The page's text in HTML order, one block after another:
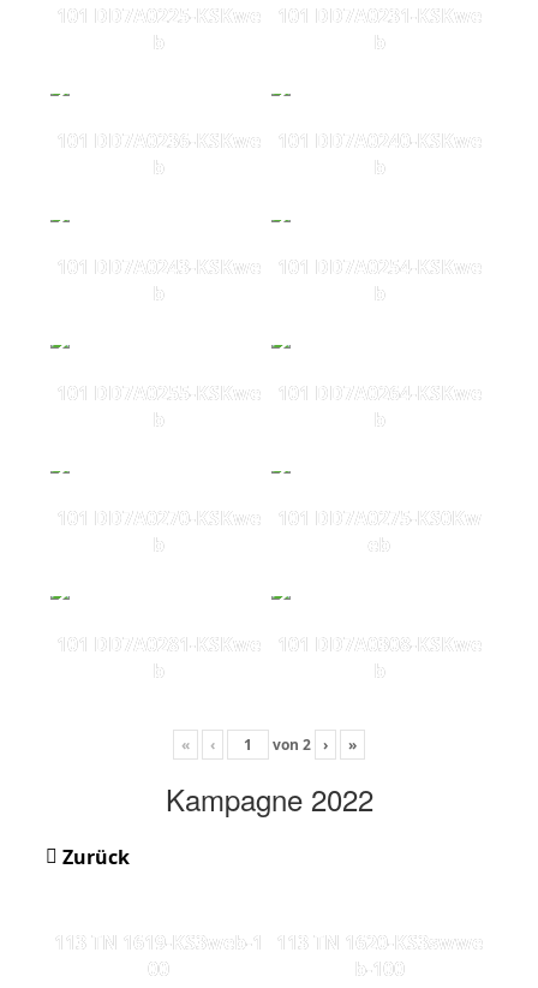
101 DD7A0225-KSKwe
b
101 DD7A0231-KSKwe
b
101 DD7A0236-KSKwe
b
101 DD7A0240-KSKwe
b
101 DD7A0243-KSKwe
b
101 DD7A0254-KSKwe
b
101 DD7A0255-KSKwe
b
101 DD7A0264-KSKwe
b
101 DD7A0270-KSKwe
b
101 DD7A0275-KS0Kw
eb
101 DD7A0281-KSKwe
b
101 DD7A0308-KSKwe
b
« ‹ von 2 › »
Kampagne 2022
Zurück
113 TN 1619-KS3web-1
00
113 TN 1620-KS3swwe
b-100